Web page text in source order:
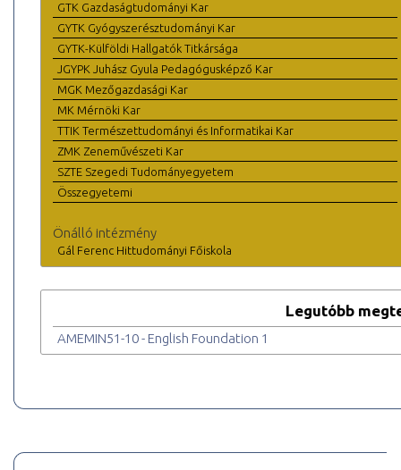
GTK Gazdaságtudományi Kar
GYTK Gyógyszerésztudományi Kar
GYTK-Külföldi Hallgatók Titkársága
JGYPK Juhász Gyula Pedagógusképző Kar
MGK Mezőgazdasági Kar
MK Mérnöki Kar
TTIK Természettudományi és Informatikai Kar
ZMK Zeneművészeti Kar
SZTE Szegedi Tudományegyetem
Összegyetemi
Önálló intézmény
Gál Ferenc Hittudományi Főiskola
Legutóbb
AMEMIN51-10 - English Foundation 1